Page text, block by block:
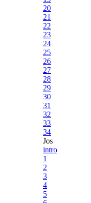
20
21
22
23
24
25
26
27
28
29
30
31
32
33
34
Jos
intro
1
2
3
4
5